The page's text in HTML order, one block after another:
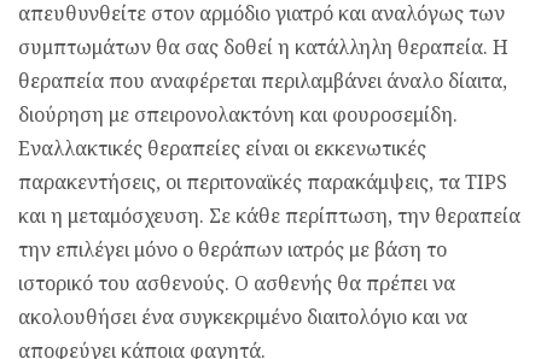
απευθυνθείτε στον αρμόδιο γιατρό και αναλόγως των
συμπτωμάτων θα σας δοθεί η κατάλληλη θεραπεία. Η
θεραπεία που αναφέρεται περιλαμβάνει άναλο δίαιτα,
διούρηση με σπειρονολακτόνη και φουροσεμίδη.
Εναλλακτικές θεραπείες είναι οι εκκενωτικές
παρακεντήσεις, οι περιτοναϊκές παρακάμψεις, τα TIPS
και η μεταμόσχευση. Σε κάθε περίπτωση, την θεραπεία
την επιλέγει μόνο ο θεράπων ιατρός με βάση το
ιστορικό του ασθενούς. Ο ασθενής θα πρέπει να
ακολουθήσει ένα συγκεκριμένο διαιτολόγιο και να
αποφεύγει κάποια φαγητά.